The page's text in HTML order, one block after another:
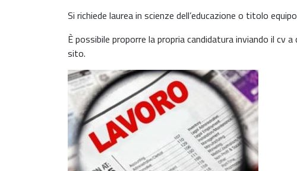
Si richiede laurea in scienze dell’educazione o titolo
È possibile proporre la propria candidatura inviando il cv
sito.